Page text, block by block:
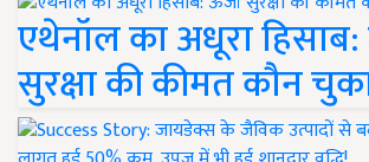
एथेनॉल का अधूरा हिसाब:
सुरक्षा की कीमत कौन